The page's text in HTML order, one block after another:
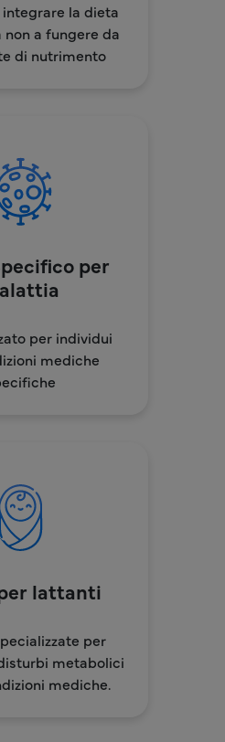
la dieta
a fungere da
di nutrimento
per
per individui
mediche
lattanti
per
metabolici
mediche.